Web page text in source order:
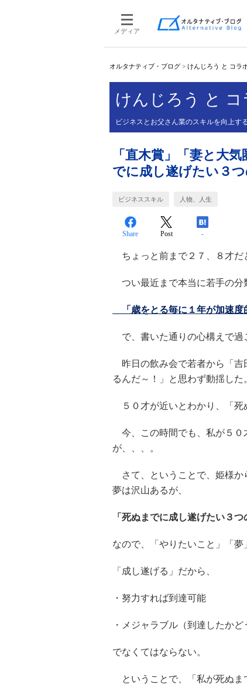
メディア
オルタナティブ・ブログ > けんじろう と コラ
けんじろう と コ
ビジネスとお父さん業のスキルを向上す
「直木賞」「妻と大
でに成し遂げたい３
ビジネススキル 人物、人生
Share Post -
ちょっと前まで２７、８才だ
つい最近まで本当に若手の分
「歳をとる毎に１年が加速度
で、書いた通りの心構えで過
昨日の飲み会で若者から「吉
るんだ～！」と思わず動揺した
５０才が近いとわかり、「死
今、この時間でも、私が５０
が、、、。
さて、ということで、姫様
夢は沢山あるが、
「死ぬまでに成し遂げたい３つ
なので、「やりたいこと」「
「成し遂げる」だから、
・努力すれば到達可能
・メジャラブル（到達したかど
でなくてはならない。
ということで、「私が死ぬま